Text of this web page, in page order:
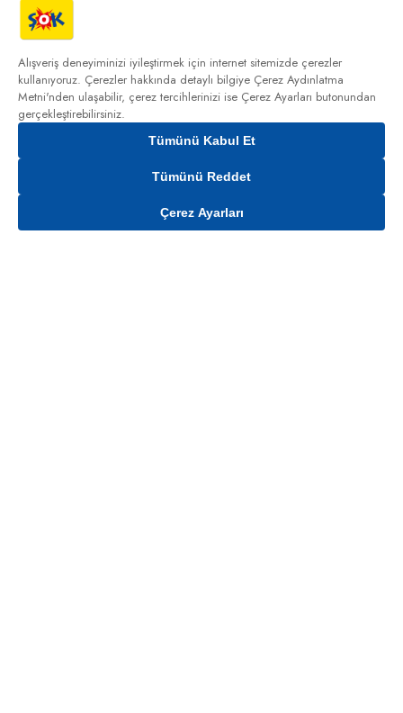
Gelince Haber Ver
Alışveriş deneyiminizi iyileştirmek için internet sitemizde çerezler
kullanıyoruz. Çerezler hakkında detaylı bilgiye Çerez Aydınlatma
Metni'nden ulaşabilir, çerez tercihlerinizi ise Çerez Ayarları butonundan
gerçekleştirebilirsiniz.
Tümünü Kabul Et
Tümünü Reddet
Çerez Ayarları